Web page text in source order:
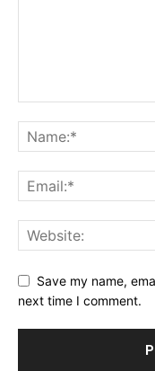
Save my name,
next time I comment.